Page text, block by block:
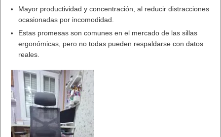
Mayor productividad y concentración, al reducir distracciones
ocasionadas por incomodidad.
Estas promesas son comunes en el mercado de las sillas
ergonómicas, pero no todas pueden respaldarse con datos
reales.